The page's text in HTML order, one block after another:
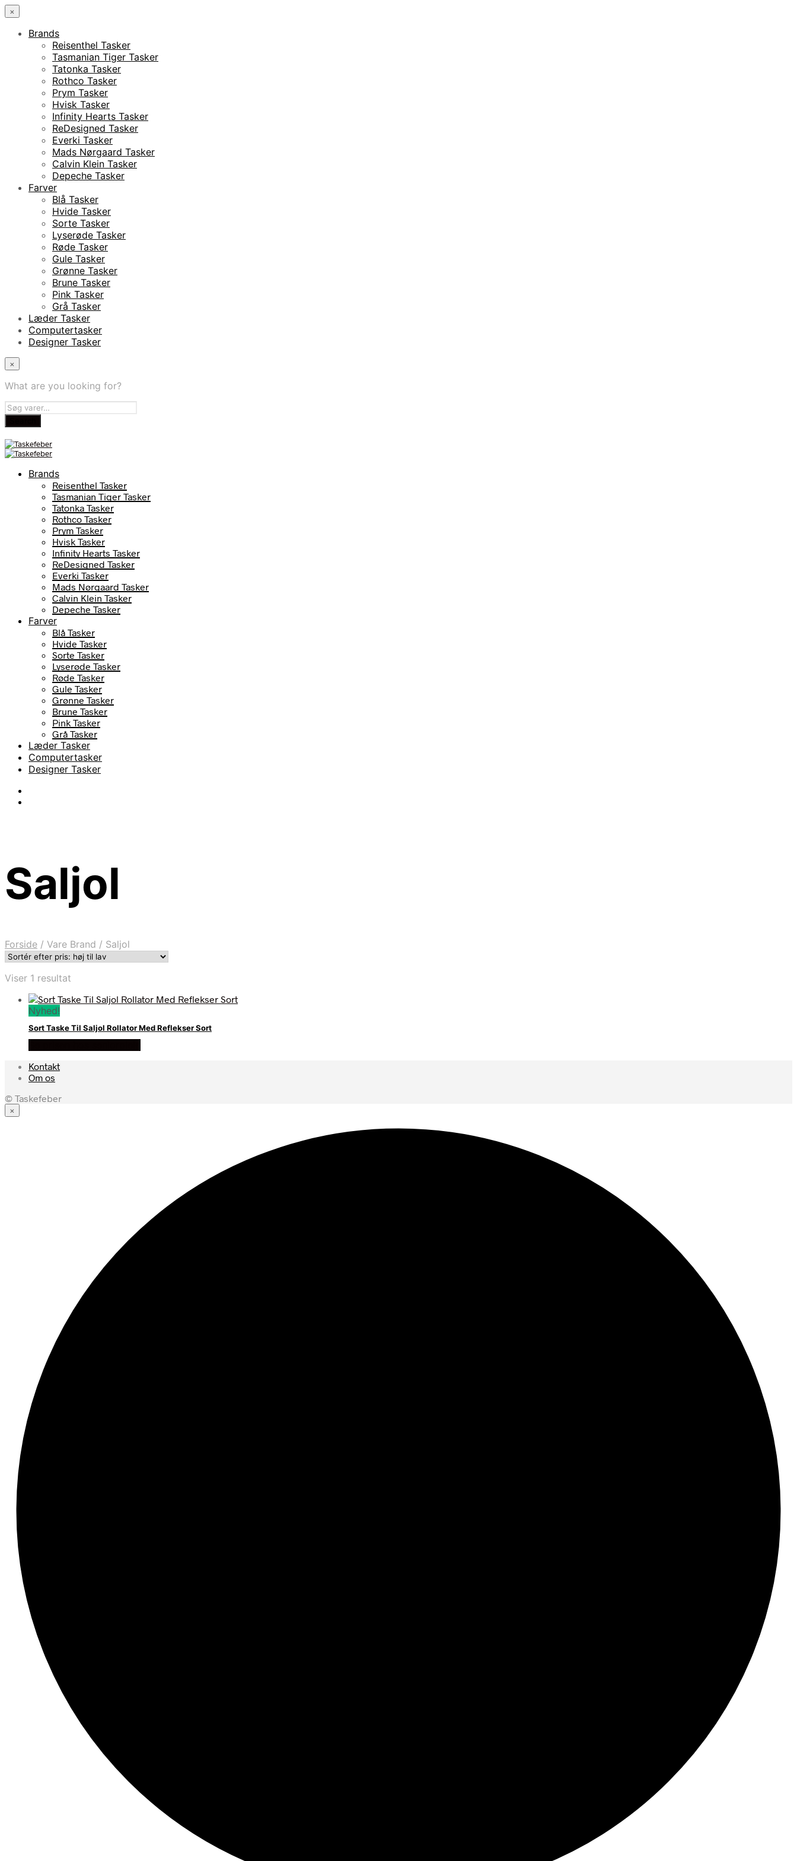
×
Brands
Reisenthel Tasker
Tasmanian Tiger Tasker
Tatonka Tasker
Rothco Tasker
Prym Tasker
Hvisk Tasker
Infinity Hearts Tasker
ReDesigned Tasker
Everki Tasker
Mads Nørgaard Tasker
Calvin Klein Tasker
Depeche Tasker
Farver
Blå Tasker
Hvide Tasker
Sorte Tasker
Lyserøde Tasker
Røde Tasker
Gule Tasker
Grønne Tasker
Brune Tasker
Pink Tasker
Grå Tasker
Læder Tasker
Computertasker
Designer Tasker
×
What are you looking for?
Brands
Reisenthel Tasker
Tasmanian Tiger Tasker
Tatonka Tasker
Rothco Tasker
Prym Tasker
Hvisk Tasker
Infinity Hearts Tasker
ReDesigned Tasker
Everki Tasker
Mads Nørgaard Tasker
Calvin Klein Tasker
Depeche Tasker
Farver
Blå Tasker
Hvide Tasker
Sorte Tasker
Lyserøde Tasker
Røde Tasker
Gule Tasker
Grønne Tasker
Brune Tasker
Pink Tasker
Grå Tasker
Læder Tasker
Computertasker
Designer Tasker
Saljol
Forside / Vare Brand / Saljol
Viser 1 resultat
Nyhed!
Sort Taske Til Saljol Rollator Med Reflekser Sort
Kontakt
Om os
© Taskefeber
×